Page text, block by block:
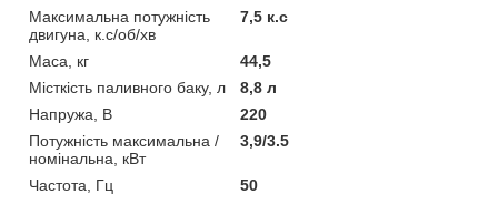
Максимальна потужність
двигуна, к.с/об/хв
7,5 к.с
Маса, кг
44,5
Місткість паливного баку, л
8,8 л
Напружа, В
220
Потужність максимальна /
номінальна, кВт
3,9/3.5
Частота, Гц 50